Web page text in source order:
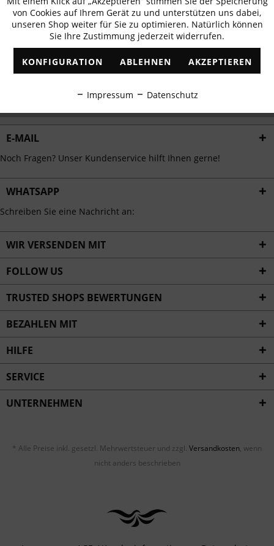
✓ Exklusive Angebote ✓ Die aktuellsten Trends
E-MAIL
Noch Fragen? Unser Kundenservice hilft Ihnen gerne!
WHATSAPP
Schreiben Sie eine Nachricht an:
WIR VERSENDEN MIT
FOLLOW US
TRUSTED SHOPS BEWERTUNGEN
BEZAHLEN MIT
HILFE
SERVICE
UNTERNEHMEN
* Alle Preise inkl. gesetzl. Mehrwertsteuer und zzgl. Versandkosten, wenn
nicht anders beschrieben
Marketing Inaktiv
Tracking Inaktiv
Personalisierung Inaktiv
Service
von Cookies auf Ihrem Gerät zu und unterstützen uns dabei,
unseren Shop weiter für Sie zu optimieren. Natürlich können
Sie Ihre Zustimmung jederzeit widerrufen.
KONFIGURATION ABLEHNEN AKZEPTIEREN
Impressum Datenschutz